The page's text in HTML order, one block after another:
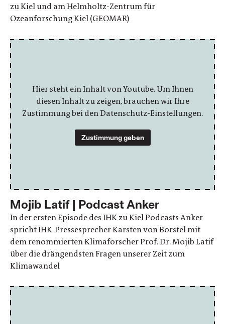
zu Kiel und am Helmholtz-Zentrum für
Ozeanforschung Kiel (GEOMAR)
Hier steht ein Inhalt von Youtube. Um Ihnen
diesen Inhalt zu zeigen, brauchen wir Ihre
Zustimmung bei den Datenschutz-Einstellungen.
Zustimmung geben
Mojib Latif | Podcast Anker
In der ersten Episode des IHK zu Kiel Podcasts Anker
spricht IHK-Pressesprecher Karsten von Borstel mit
dem renommierten Klimaforscher Prof. Dr. Mojib Latif
über die drängendsten Fragen unserer Zeit zum
Klimawandel